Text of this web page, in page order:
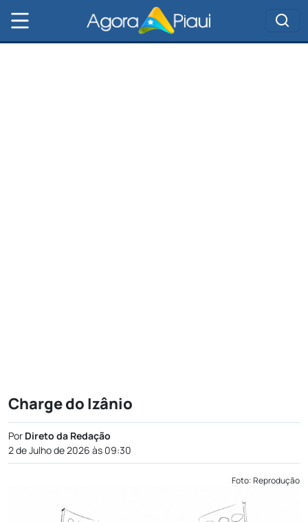
Charge do Izânio
Por Direto da Redação
2 de Julho de 2026 às 09:30
Foto: Reprodução